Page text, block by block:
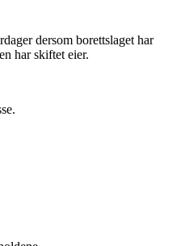
dersom borettslaget har
har skiftet eier.